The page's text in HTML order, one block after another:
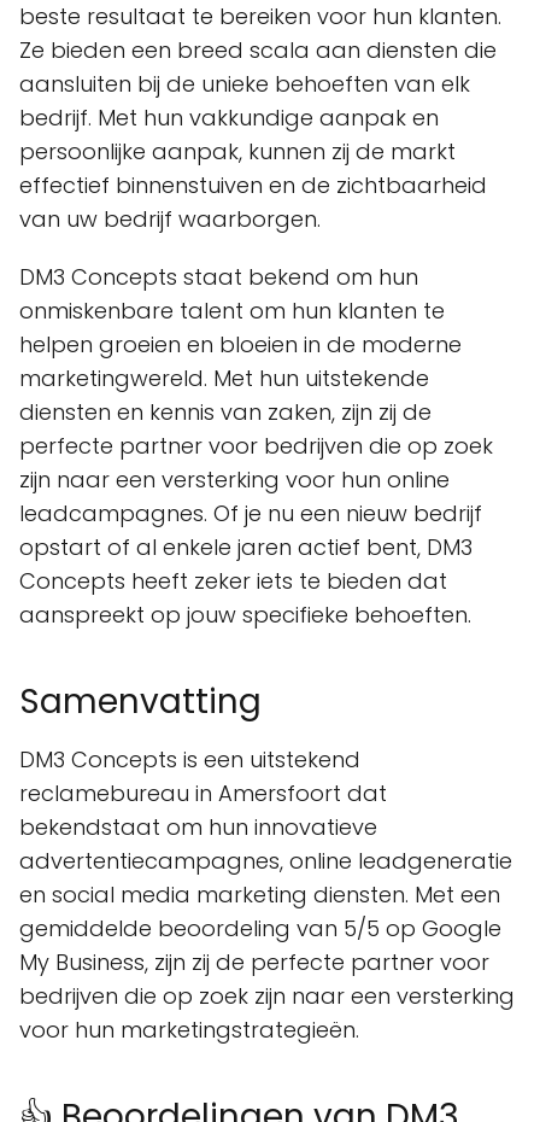
beste resultaat te bereiken voor hun klanten.
Ze bieden een breed scala aan diensten die
aansluiten bij de unieke behoeften van elk
bedrijf. Met hun vakkundige aanpak en
persoonlijke aanpak, kunnen zij de markt
effectief binnenstuiven en de zichtbaarheid
van uw bedrijf waarborgen.
DM3 Concepts staat bekend om hun
onmiskenbare talent om hun klanten te
helpen groeien en bloeien in de moderne
marketingwereld. Met hun uitstekende
diensten en kennis van zaken, zijn zij de
perfecte partner voor bedrijven die op zoek
zijn naar een versterking voor hun online
leadcampagnes. Of je nu een nieuw bedrijf
opstart of al enkele jaren actief bent, DM3
Concepts heeft zeker iets te bieden dat
aanspreekt op jouw specifieke behoeften.
Samenvatting
DM3 Concepts is een uitstekend
reclamebureau in Amersfoort dat
bekendstaat om hun innovatieve
advertentiecampagnes, online leadgeneratie
en social media marketing diensten. Met een
gemiddelde beoordeling van 5/5 op Google
My Business, zijn zij de perfecte partner voor
bedrijven die op zoek zijn naar een versterking
voor hun marketingstrategieën.